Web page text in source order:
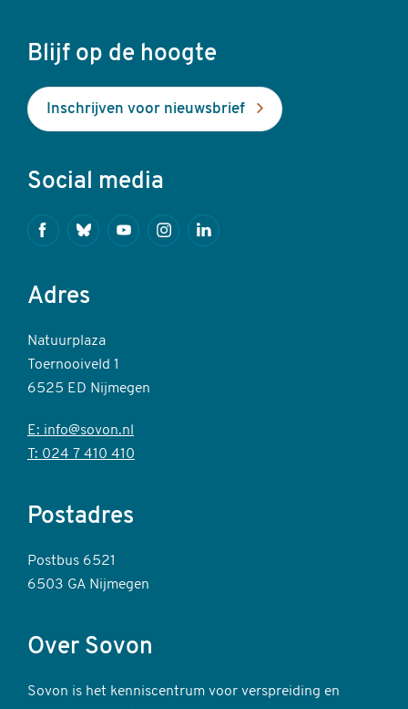
Blijf op de hoogte
Inschrijven voor nieuwsbrief
Social media
FacebookBlueskyYoutubeInstagramLinkedin
Adres
Natuurplaza
Toernooiveld 1
6525 ED Nijmegen
E: info@sovon.nl
T: 024 7 410 410
Postadres
Postbus 6521
6503 GA Nijmegen
Over Sovon
Sovon is het kenniscentrum voor verspreiding en